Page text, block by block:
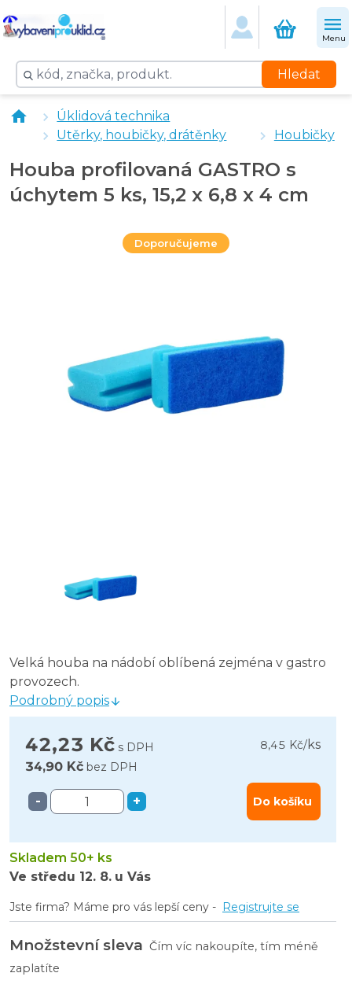
Menu
Hledat
Jar na nádobí Citron Lemon 900 ml
KRYSTAL na kuchyně 5 l
Houba profilovaná MAXI JUMBO
Úklidová technika
Utěrky, houbičky, drátěnky
Houbičky
Houba profilovaná GASTRO s
úchytem 5 ks, 15,2 x 6,8 x 4 cm
Doporučujeme
Velká houba na nádobí oblíbená zejména v gastro
provozech.
Podrobný popis
42,23 Kč s DPH 8,45 Kč/ks
34,90 Kč bez DPH
- + Do košíku
Skladem 50+ ks
Ve středu 12. 8. u Vás
Jste firma? Máme pro vás lepší ceny - Registrujte se
Množstevní sleva Čím víc nakoupíte, tím méně
zaplatíte